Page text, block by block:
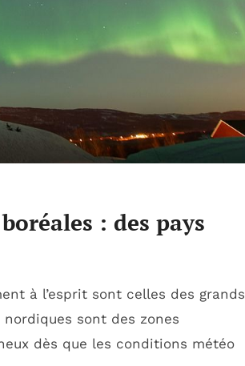
: des pays
à l’esprit sont celles des grands
nordiques sont des zones
dès que les conditions météo